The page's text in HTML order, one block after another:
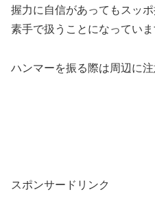
握力に自信があってもスッ
素手で扱うことになっていま
ハンマーを振る際は周辺に注
スポンサードリンク